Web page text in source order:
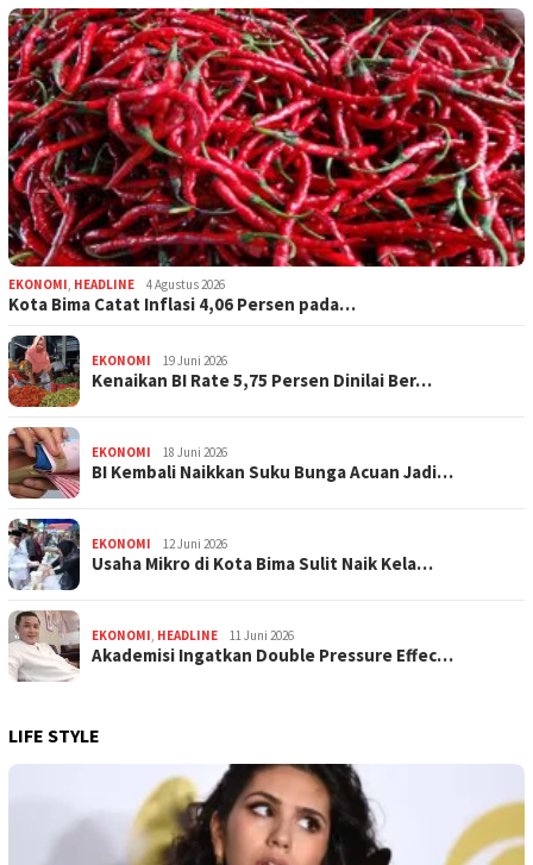
EKONOMI, HEADLINE 4 Agustus 2026
Kota Bima Catat Inflasi 4,06 Persen pada…
EKONOMI 19 Juni 2026
Kenaikan BI Rate 5,75 Persen Dinilai Ber…
EKONOMI 18 Juni 2026
BI Kembali Naikkan Suku Bunga Acuan Jadi…
EKONOMI 12 Juni 2026
Usaha Mikro di Kota Bima Sulit Naik Kela…
EKONOMI, HEADLINE 11 Juni 2026
Akademisi Ingatkan Double Pressure Effec…
LIFE STYLE